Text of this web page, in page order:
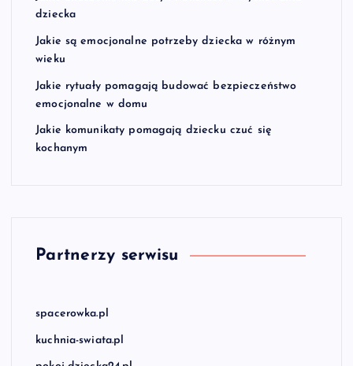
dziecka
Jakie są emocjonalne potrzeby dziecka w różnym
wieku
Jakie rytuały pomagają budować bezpieczeństwo
emocjonalne w domu
Jakie komunikaty pomagają dziecku czuć się
kochanym
Partnerzy serwisu
spacerowka.pl
kuchnia-swiata.pl